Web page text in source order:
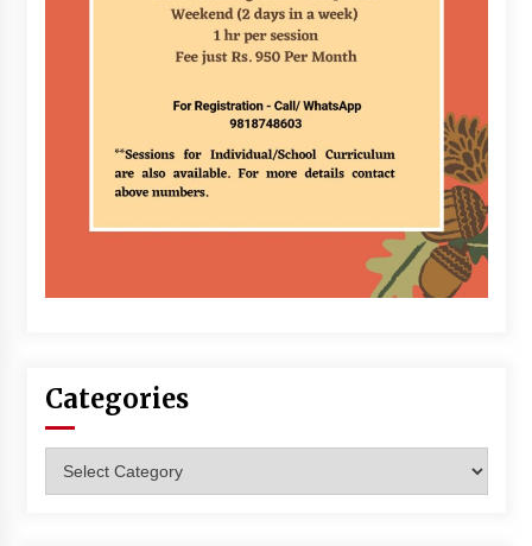
Categories